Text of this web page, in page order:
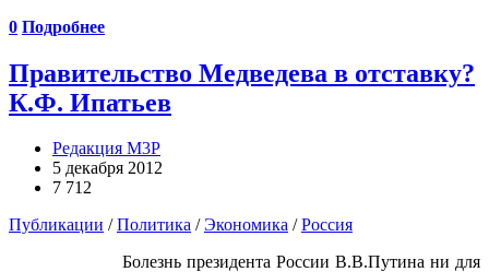
0 Подробнее
Правительство Медведева в отставку?
К.Ф. Ипатьев
Редакция М3Р
5 декабря 2012
7 712
Публикации /Политика /Экономика /Россия
Болезнь президента России В.В.Путина ни для